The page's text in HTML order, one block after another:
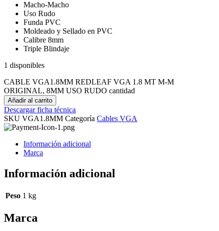
Macho-Macho
Uso Rudo
Funda PVC
Moldeado y Sellado en PVC
Calibre 8mm
Triple Blindaje
1 disponibles
CABLE VGA1.8MM REDLEAF VGA 1.8 MT M-M
ORIGINAL, 8MM USO RUDO cantidad
Añadir al carrito
Descargar ficha técnica
SKU VGA1.8MM Categoría Cables VGA
Información adicional
Marca
Información adicional
Peso 1 kg
Marca